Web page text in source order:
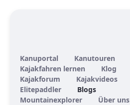
Kanuportal
Kanutouren
Kajakfahren lernen
Klog
Kajakforum
Kajakvideos
Elitepaddler
Blogs
Mountainexplorer
Über uns